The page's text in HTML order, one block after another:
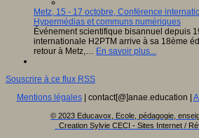
Metz, 15 - 17 octobre, Conférence
Hypermédias et communs numériques
Événement scientifique bisannuel depuis
internationale H2PTM arrive à sa 18ème
retour à Metz,… En savoir plus...
Souscrire à ce flux RSS
Mentions légales| contact[@]anae.education |
© 2023 Educavox, Ecole, pédagogie,
Creation Sylvie CECI - Sites Internet /